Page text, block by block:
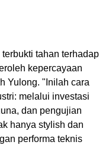
tahan terhadap
kepercayaan
Yulong. "Inilah cara
melalui investasi
dan pengujian
hanya stylish dan
performa teknis